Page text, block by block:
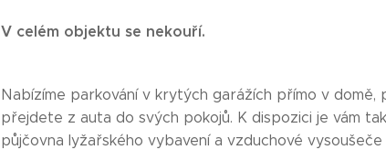
V celém objektu se nekouří.
Nabízíme parkování v krytých garážích přímo v domě,
přejdete z auta do svých pokojů. K dispozici je vám
půjčovna lyžařského vybavení a vzduchové